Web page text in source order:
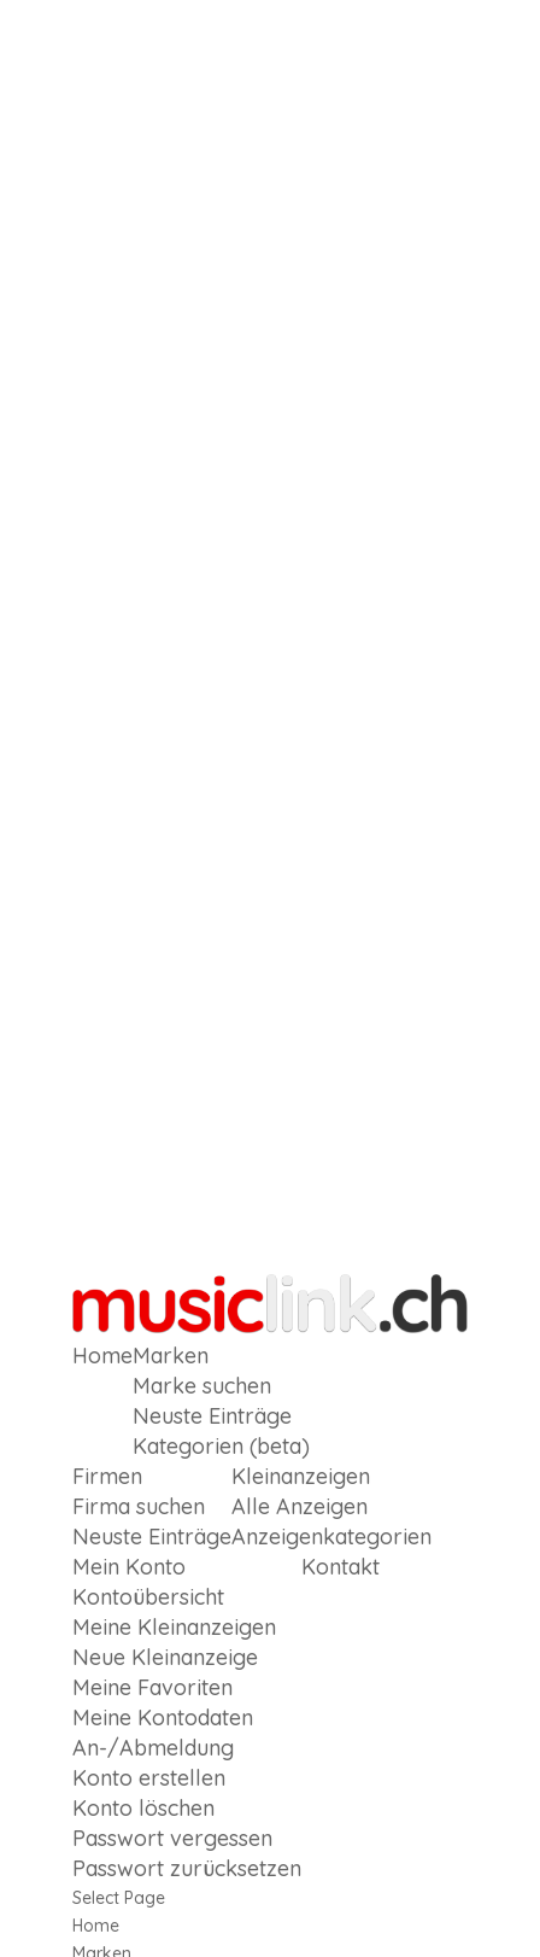
HomeMarken
Marke suchen
Neuste Einträge
Kategorien (beta)
Firmen
Firma suchen
Neuste Einträge
Kleinanzeigen
Alle Anzeigen
Anzeigen­kategorien
Mein Konto
Kontoübersicht
Meine Kleinanzeigen
Neue Kleinanzeige
Meine Favoriten
Meine Kontodaten
An-/Abmeldung
Konto erstellen
Konto löschen
Passwort vergessen
Passwort zurücksetzen
Kontakt
Select Page
Home